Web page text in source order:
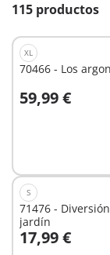
115 productos
XL
70466 - Los
59,99 €
A la cesta
S
71476 -
jardín
17,99 €
A la cesta